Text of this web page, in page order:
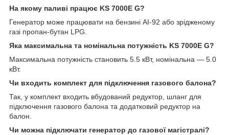
На якому паливі працює KS 7000E G?
Генератор може працювати на бензині АІ-92 або зрідженому
газі пропан-бутан LPG.
Яка максимальна та номінальна потужність KS 7000E G?
Максимальна потужність становить 5.5 кВт, номінальна — 5.0
кВт.
Чи входить комплект для підключення газового балона?
Так, у комплект входить вбудований редуктор, шланг для
підключення газового балона та додатковий редуктор на
балон.
Чи можна підключати генератор до газової магістралі?